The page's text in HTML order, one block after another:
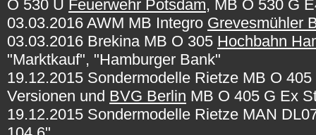
O 530 Ü Feuerwehr Potsdam, MB O 530 G
03.03.2016 AWM MB Integro Grevesmühler
03.03.2016 Brekina MB O 305 Hochbahn
"Marktkauf", "Hamburger Bank"
19.12.2015 Sondermodelle Rietze MB O
Versionen und BVG Berlin MB O 405 G Ex
19.12.2015 Sondermodelle Rietze MAN